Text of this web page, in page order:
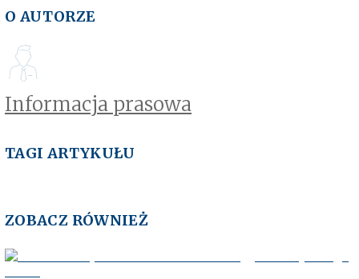
O AUTORZE
Informacja prasowa
TAGI ARTYKUŁU
ZOBACZ RÓWNIEŻ